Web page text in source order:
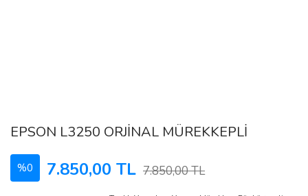
EPSON L3250 ORJİNAL MÜREKKEPLİ
%0 7.850,00 TL 7.850,00 TL